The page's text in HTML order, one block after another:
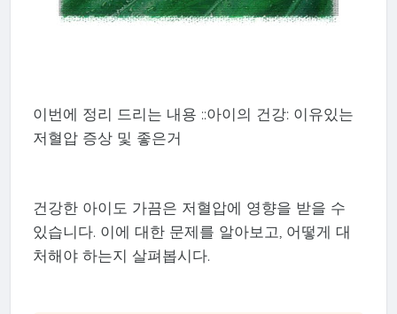
이번에 정리 드리는 내용 ::아이의 건강: 이유있는
저혈압 증상 및 좋은거
건강한 아이도 가끔은 저혈압에 영향을 받을 수
있습니다. 이에 대한 문제를 알아보고, 어떻게 대
처해야 하는지 살펴봅시다.